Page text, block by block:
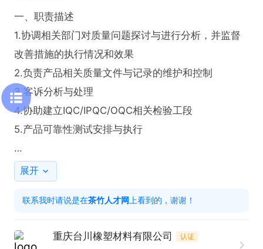
一、职责描述
1.协调相关部门对质量问题探讨与进行分析，并监督
改善措施的执行情况和效果
2.负责产品相关质量文件与记录的维护和控制
3.客诉分析与处理
4.协助建立IQC/IPQC/OQC相关检验工段
5.产品可靠性测试安排与执行
二、任职要求
2.英语CET/TEM四级以上者优；
4.熟悉掌握办公软件.做事态度积极认真.责任感强；
展开
联系我时请说是在茶竹人才网 上看到的，谢谢！
重庆台川橡塑材料有限公司 认证